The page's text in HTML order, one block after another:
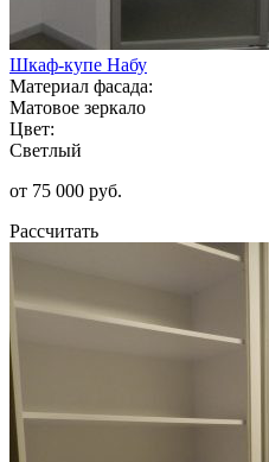
Шкаф-купе Набу
Материал фасада:
Матовое зеркало
Цвет:
Светлый
от 75 000 руб.
Рассчитать